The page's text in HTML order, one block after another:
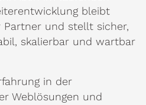
bleibt
Partner und stellt sicher,
skalierbar und wartbar
in der
Weblösungen und